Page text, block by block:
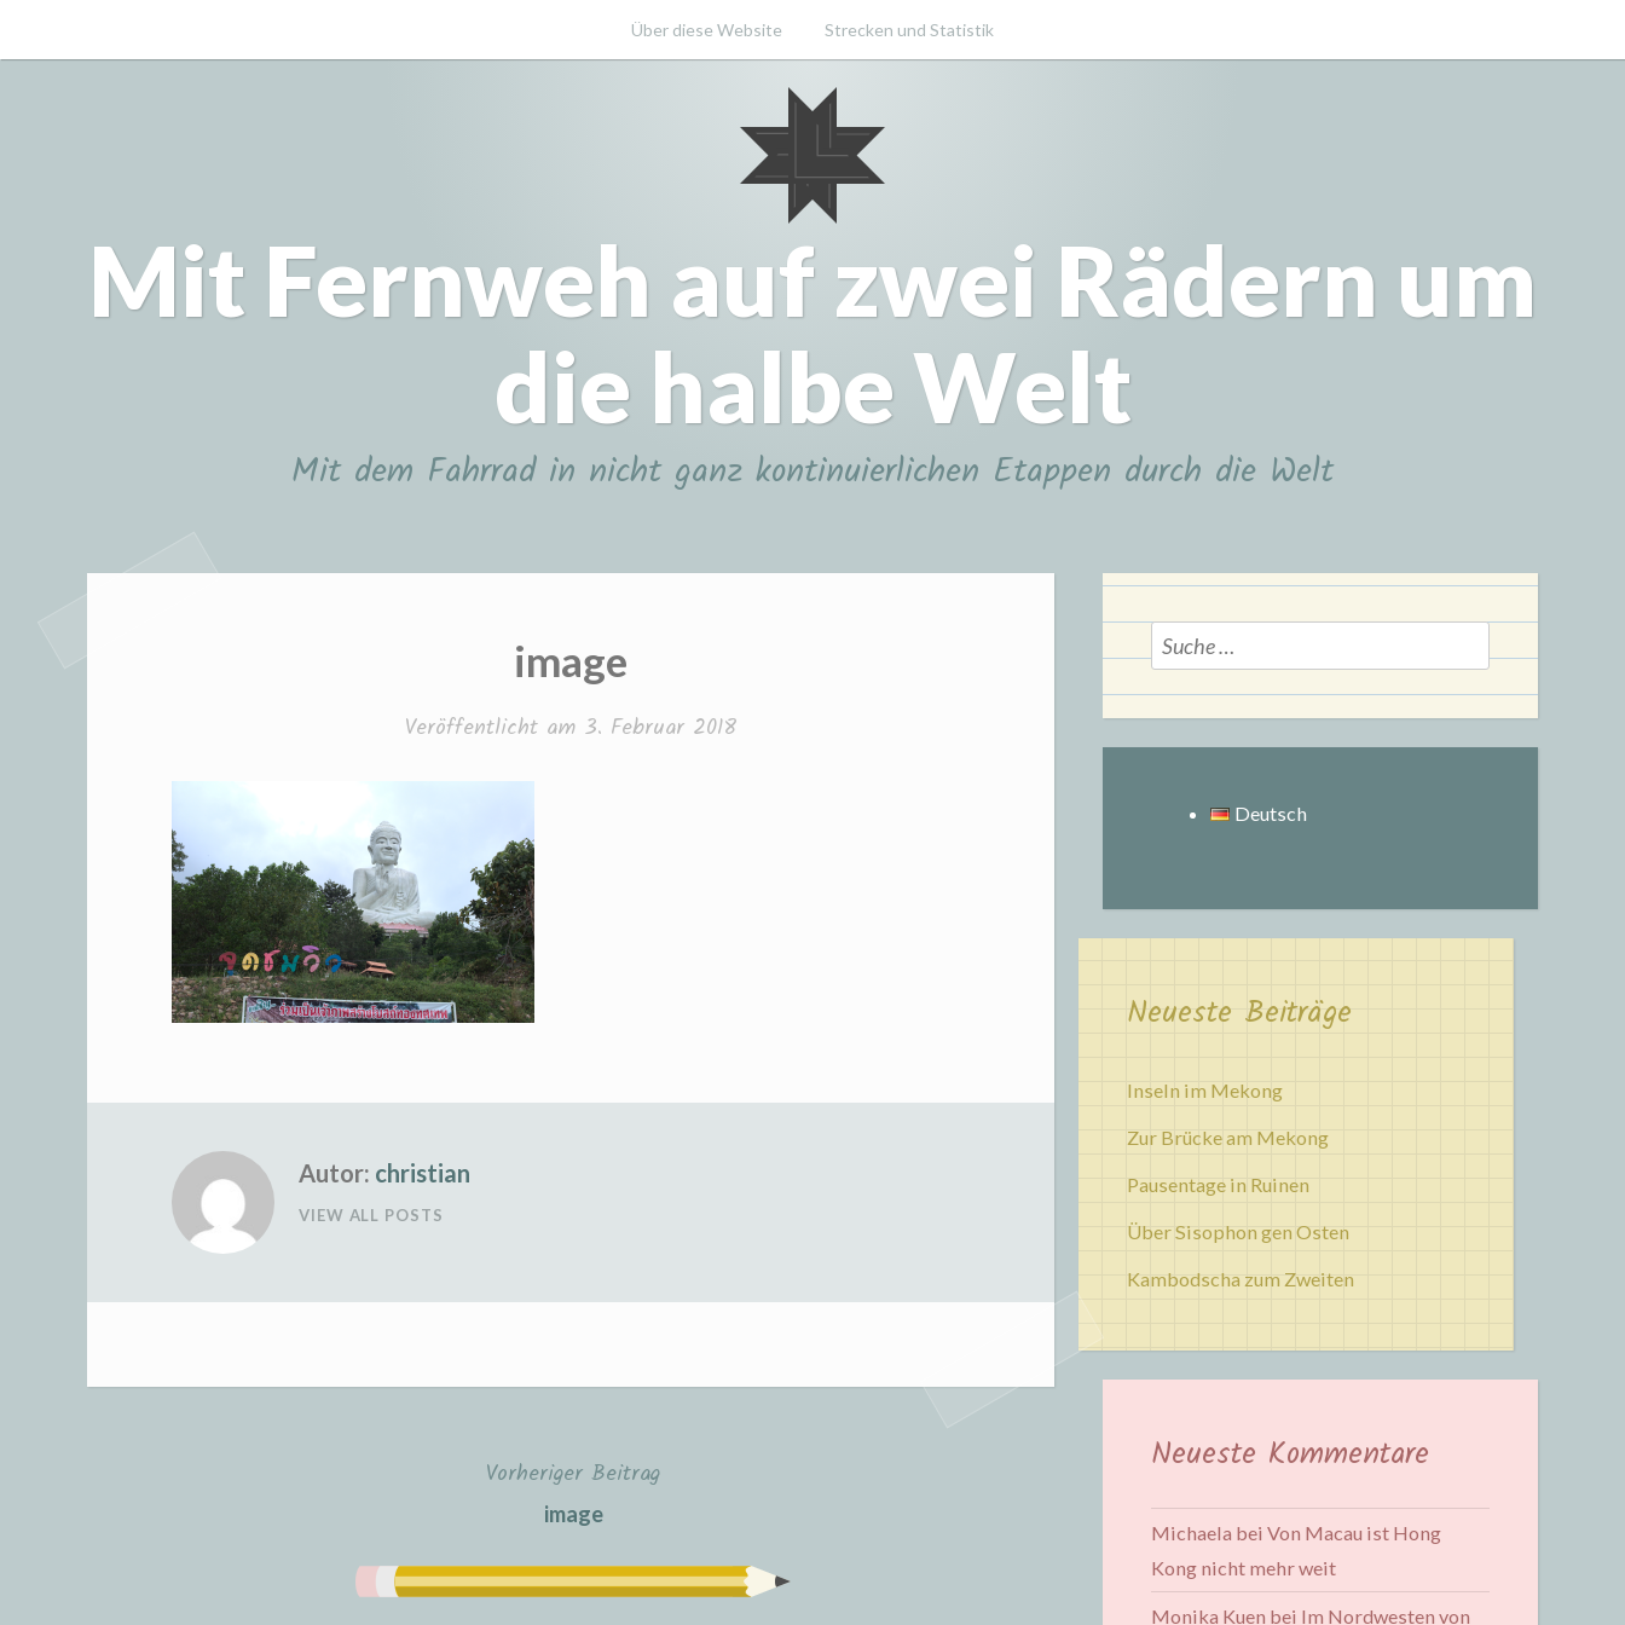
Inhalt
Über diese Website Strecken und Statistik
Mit Fernweh auf zwei Rädern um
die halbe Welt
Mit dem Fahrrad in nicht ganz kontinuierlichen Etappen durch die Welt
image
Veröffentlicht am 3. Februar 2018
Autor: christian
VIEW ALL POSTS
Vorheriger Beitrag
image
Suche
nach:
Deutsch
Neueste Beiträge
Inseln im Mekong
Zur Brücke am Mekong
Pausentage in Ruinen
Über Sisophon gen Osten
Kambodscha zum Zweiten
Neueste Kommentare
Michaela bei Von Macau ist Hong
Kong nicht mehr weit
Monika Kuen bei Im Nordwesten von